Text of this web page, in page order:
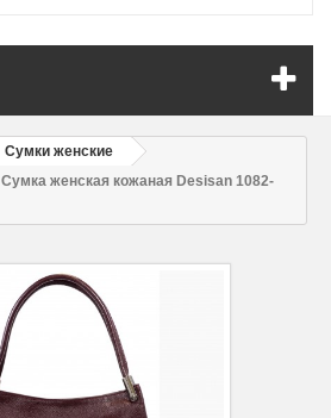
Сумки женские
Сумка женская кожаная Desisan 1082-